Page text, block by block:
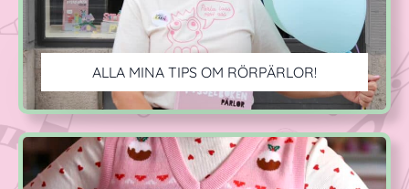
ALLA MINA TIPS OM RÖRPÄRLOR!